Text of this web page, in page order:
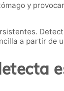
y
a partir de